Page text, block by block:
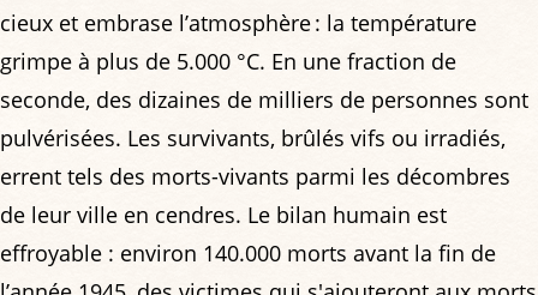
cieux et embrase l’atmosphère : la température
grimpe à plus de 5.000 °C. En une fraction de
seconde, des dizaines de milliers de personnes sont
pulvérisées. Les survivants, brûlés vifs ou irradiés,
errent tels des morts-vivants parmi les décombres
de leur ville en cendres. Le bilan humain est
effroyable : environ 140.000 morts avant la fin de